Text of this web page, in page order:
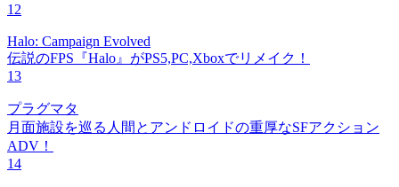
12
Halo: Campaign Evolved
伝説のFPS『Halo』がPS5,PC,Xboxでリメイク！
13
プラグマタ
月面施設を巡る人間とアンドロイドの重厚なSFアクション
ADV！
14